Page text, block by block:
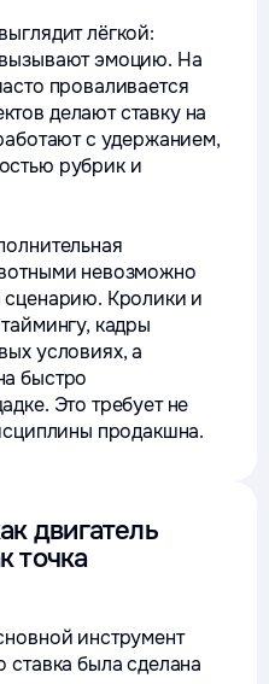
лёгкой:
эмоцию. На
проваливается
делают ставку на
с удержанием,
рубрик и
невозможно
сценарию. Кролики и
кадры
условиях, а
быстро
Это требует не
продакшна.
двигатель
точка
инструмент
ставка была сделана